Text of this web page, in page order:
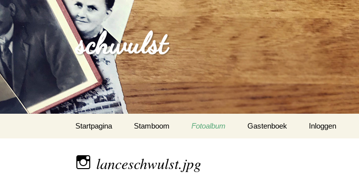
schwulst
naar
Startpagina Stamboom Fotoalbum Gastenboek
Inloggen
lanceschwulst.jpg